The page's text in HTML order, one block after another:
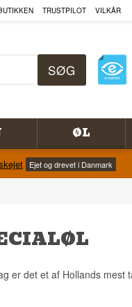
TRUSTPILOT VILKÅR
ØL
Ejet og drevet i Danmark
er det et af Hollands